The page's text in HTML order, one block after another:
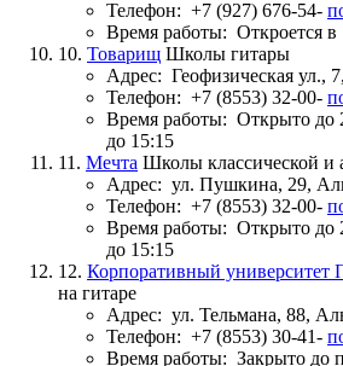
Телефон: +7 (927) 676-54-
Время работы: Откроется в
10. Товарищ Школы гитары
Адрес: Геофизическая ул.,
Телефон: +7 (8553) 32-00-
Время работы: Открыто до
до 15:15
11. Мечта Школы классической и
Адрес: ул. Пушкина, 29,
Телефон: +7 (8553) 32-00-
Время работы: Открыто до
до 15:15
12. Корпоративный университет
на гитаре
Адрес: ул. Тельмана, 88,
Телефон: +7 (8553) 30-41-
Время работы: Закрыто до